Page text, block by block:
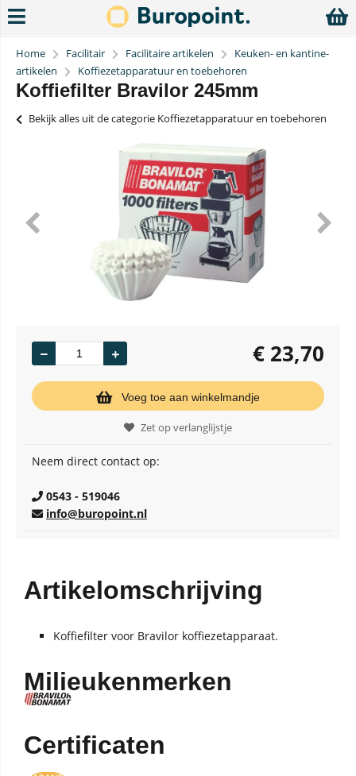
Home Facilitair Facilitaire artikelen
Keuken- en kantine-
artikelen
Koffiezetapparatuur en toebehoren
Koffiefilter Bravilor 245mm
Bekijk alles uit de categorie Koffiezetapparatuur en toebehoren
€ 23,70
Voeg toe aan winkelmandje
Zet op verlanglijstje
Neem direct contact op:
0543 - 519046
info@buropoint.nl
Artikelomschrijving
Koffiefilter voor Bravilor koffiezetapparaat.
Milieukenmerken
Certificaten